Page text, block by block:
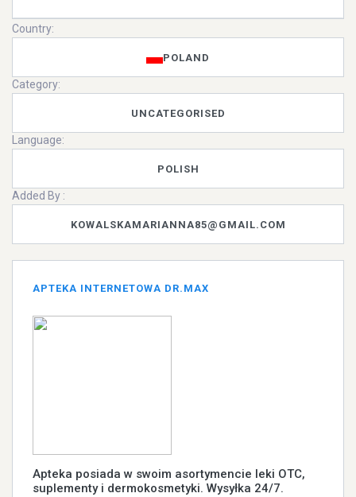
Country:
POLAND
Category:
UNCATEGORISED
Language:
POLISH
Added By :
KOWALSKAMARIANNA85@GMAIL.COM
APTEKA INTERNETOWA DR.MAX
Apteka posiada w swoim asortymencie leki OTC,
suplementy i dermokosmetyki. Wysyłka 24/7.